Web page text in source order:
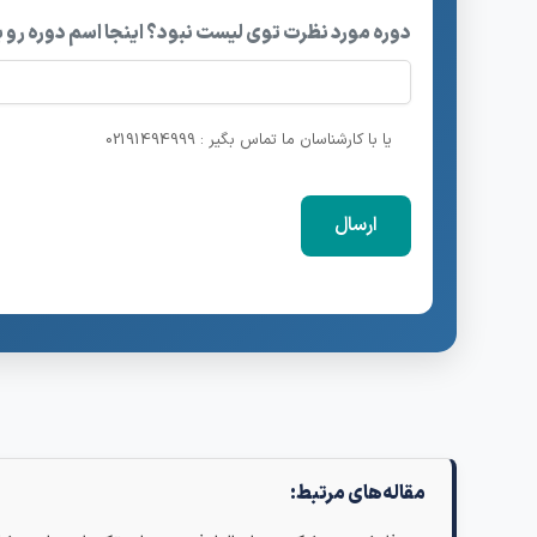
دوره مورد نظرت توی لیست نبود؟ اینجا اسم دوره
یا با کارشناسان ما تماس بگیر : 02191494999
مقاله‌های مرتبط: